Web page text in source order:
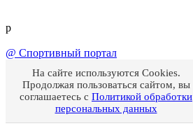
p
@ Спортивный портал
На сайте используются Cookies.
Продолжая пользоваться сайтом, вы
соглашаетесь с Политикой обработки
персональных данных